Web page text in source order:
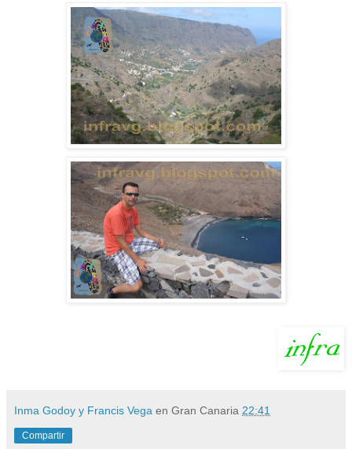
Inma Godoy y Francis Vega en Gran Canaria 22:41
Compartir